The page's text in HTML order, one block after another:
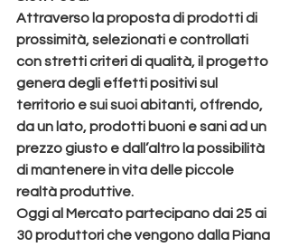
Attraverso la proposta di prodotti di
prossimità, selezionati e controllati
con stretti criteri di qualità, il progetto
genera degli effetti positivi sul
territorio e sui suoi abitanti, offrendo,
da un lato, prodotti buoni e sani ad un
prezzo giusto e dall’altro la possibilità
di mantenere in vita delle piccole
realtà produttive.
Oggi al Mercato partecipano dai 25 ai
30 produttori che vengono dalla Piana